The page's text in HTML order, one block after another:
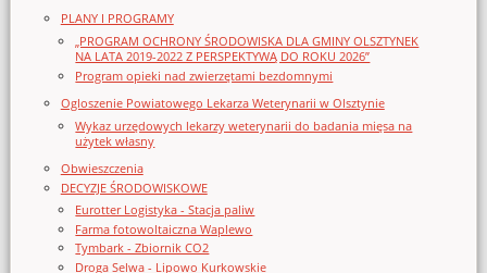
PLANY I PROGRAMY
„PROGRAM OCHRONY ŚRODOWISKA DLA GMINY OLSZTYNEK
NA LATA 2019-2022 Z PERSPEKTYWĄ DO ROKU 2026”
Program opieki nad zwierzętami bezdomnymi
Ogloszenie Powiatowego Lekarza Weterynarii w Olsztynie
Wykaz urzędowych lekarzy weterynarii do badania mięsa na
użytek własny
Obwieszczenia
DECYZJE ŚRODOWISKOWE
Eurotter Logistyka - Stacja paliw
Farma fotowoltaiczna Waplewo
Tymbark - Zbiornik CO2
Droga Selwa - Lipowo Kurkowskie